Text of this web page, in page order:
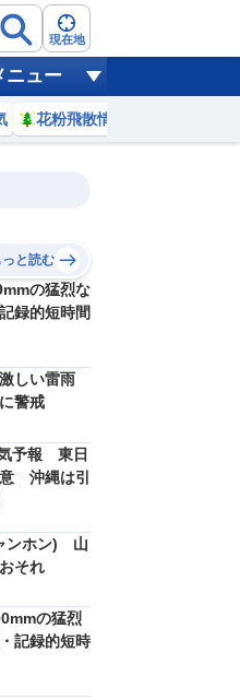
現在地
ニュー
花粉飛散情報
16
0ミリ
1 m/s
17
0
2m/s
っと読む
の猛烈な
録的短時間
しい雷雨
警戒
予報 東日
沖縄は引
ンホン) 山
それ
の猛烈
記録的短時